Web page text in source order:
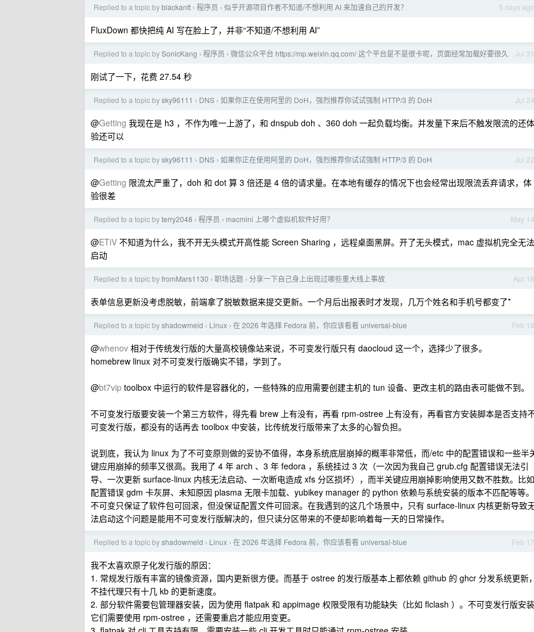
5 days ago
Replied to a topic byblackantt › 程序员 › 似乎开源项目作者不知道/不想利用 AI 来加速自己的开发？
FluxDown 都快把纯 AI 写在脸上了，并非“不知道/不想利用 AI”
Jul 31
Replied to a topic bySonicKang › 程序员 › 微信公众平台 https://mp.weixin.qq.com/ 这个平台是不是很卡呢，页面经常加载好要很久
刚试了一下，花费 27.54 秒
Jul 24
Replied to a topic bysky96111 › DNS › 如果你正在使用阿里的 DoH，强烈推荐你试试强制 HTTP/3 的 DoH
@Getting 我现在是 h3 ，不作为唯一上游了，和 dnspub doh 、360 doh 一起负载均衡。并发量下来后不触发限流的还体
验还可以
Jul 22
Replied to a topic bysky96111 › DNS › 如果你正在使用阿里的 DoH，强烈推荐你试试强制 HTTP/3 的 DoH
@Getting 限流太严重了，doh 和 dot 算 3 倍还是 4 倍的请求量。在本地有缓存的情况下也会经常出现限流丢弃请求，体
验很差
May 14
Replied to a topic byterry2048 › 程序员 › macmini 上哪个虚拟机软件好用？
@ETiV 不知道为什么，我不开无头模式开高性能 Screen Sharing ，远程桌面黑屏。开了无头模式，mac 虚拟机完全无法
启动
Apr 18
Replied to a topic byfromMars1130 › 职场话题 › 分享一下自己身上出现过哪些重大线上事故
表单信息更新没考虑脱敏，前端拿了脱敏数据来提交更新。一个月后出报表时才发现，几万个姓名和手机号都变了*
Feb 18
Replied to a topic byshadowmeld › Linux › 在 2026 年选择 Fedora 前，你应该看看 universal-blue
@whenov 相对于传统发行版的大量高校镜像站来说，不可变发行版只有 daocloud 这一个，选择少了很多。
homebrew linux 对不可变发行版确实不错，学到了。
@bt7vip toolbox 中运行的软件是容器化的，一些特殊的应用需要创建主机的 tun 设备、更改主机的路由表可能做不到。
不可变发行版要安装一个第三方软件，得先看 brew 上有没有，再看 rpm-ostree 上有没有，再看官方安装脚本是否支持
可变发行版，都没有的话再去 toolbox 中安装，比传统发行版带来了太多的心智负担。
说到底，我认为 linux 为了不可变原则做的妥协不值得，本身系统底层崩掉的概率非常低，而/etc 中的配置错误和一些半
键应用崩掉的频率又很高。我用了 4 年 arch 、3 年 fedora ，系统挂过 3 次（一次因为我自己 grub.cfg 配置错误无法引
导、一次更新 surface-linux 内核无法启动、一次断电造成 xfs 分区损坏），而半关键应用崩掉影响使用又数不胜数。比如
配置错误 gdm 卡灰屏、未知原因 plasma 无限卡加载、yubikey manager 的 python 依赖与系统安装的版本不匹配等等。
不可变只保证了软件包可回滚，但没保证配置文件可回滚。在我遇到的这几个场景中，只有 surface-linux 内核更新导致
法启动这个问题是能用不可变发行版解决的，但只读分区带来的不便却影响着每一天的日常操作。
Feb 17
Replied to a topic byshadowmeld › Linux › 在 2026 年选择 Fedora 前，你应该看看 universal-blue
我不太喜欢原子化发行版的原因：
1. 常规发行版有丰富的镜像资源，国内更新很方便。而基于 ostree 的发行版基本上都依赖 github 的 ghcr 分发系统更新，
不挂代理只有十几 kb 的更新速度。
2. 部分软件需要包管理器安装，因为使用 flatpak 和 appimage 权限受限有功能缺失（比如 flclash ）。不可变发行版安装
它们需要使用 rpm-ostree ，还需要重启才能应用变更。